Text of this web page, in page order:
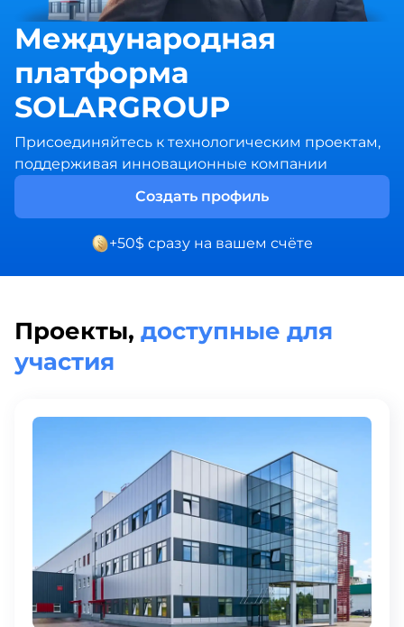
Международная
платформа
SOLARGROUP
Присоединяйтесь к технологическим проектам,
поддерживая инновационные компании
Создать профиль
+50$ сразу на вашем счёте
Проекты, доступные для
участия